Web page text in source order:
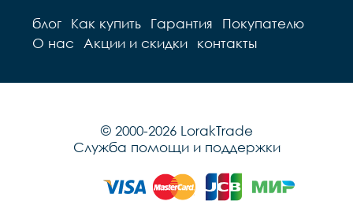
блог Как купить Гарантия
Покупателю
О нас
Акции и скидки контакты
© 2000-2026 LorakTrade
Служба помощи и поддержки